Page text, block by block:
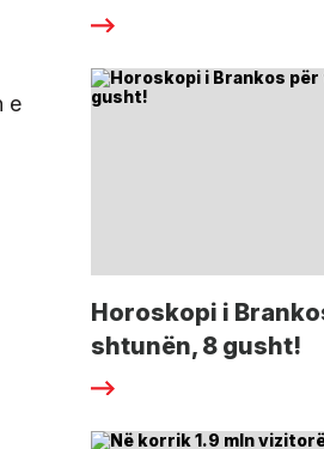
e
Horoskopi i
shtunën, 8 gusht!